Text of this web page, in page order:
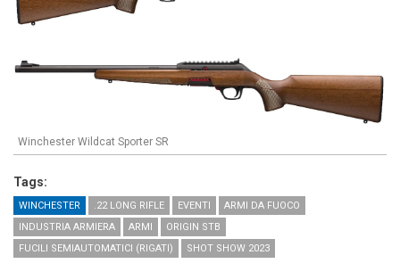
Winchester Wildcat Sporter SR
Tags:
WINCHESTER .22 LONG RIFLE EVENTI
ARMI DA FUOCO
INDUSTRIA ARMIERA
ARMI
ORIGIN STB
FUCILI SEMIAUTOMATICI (RIGATI)
SHOT SHOW 2023